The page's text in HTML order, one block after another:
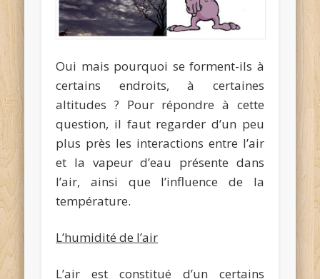
Oui mais pourquoi se forment-ils à
certains endroits, à certaines
altitudes ? Pour répondre à cette
question, il faut regarder d’un peu
plus près les interactions entre l’air
et la vapeur d’eau présente dans
l’air, ainsi que l’influence de la
température.
L’humidité de l’air
L’air est constitué d’un certains